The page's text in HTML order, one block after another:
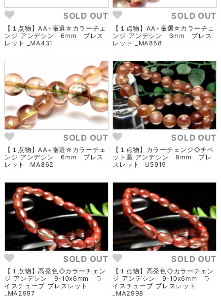
SOLD OUT
【１点物】AA+厳選☆カラーチェ
ンジ アンデシン 6mm ブレス
レット _MA431
SOLD OUT
【１点物】AA+厳選☆カラーチェ
ンジ アンデシン 6mm ブレス
レット _MA858
SOLD OUT
【１点物】AA+厳選☆カラーチェ
ンジ アンデシン 6mm ブレス
レット _MA862
SOLD OUT
【１点物】カラーチェンジ◇チベ
ット産 アンデシン 9mm ブレ
スレット _U5919
SOLD OUT
【１点物】高発色◇カラーチェン
ジ アンデシン 9-10x6mm ラ
イスチューブ ブレスレット
_MA2997
SOLD OUT
【１点物】高発色◇カラーチェン
ジ アンデシン 9-10x6mm ラ
イスチューブ ブレスレット
_MA2998